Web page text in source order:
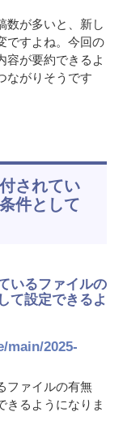
数が多いと、新し
ですよね。今回の
容が要約できるよ
ながりそうです
されてい
件として
いるファイルの
て設定できるよ
main/2025-
ファイルの有無
きるようになりま